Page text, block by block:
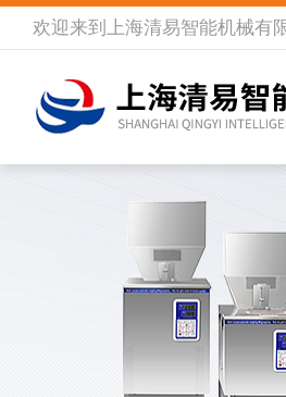
欢迎来到 上海清易智能机械有